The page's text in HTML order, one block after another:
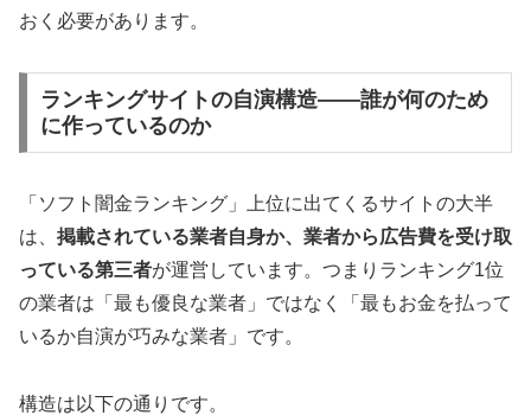
おく必要があります。
ランキングサイトの自演構造——誰が何のため
に作っているのか
「ソフト闇金ランキング」上位に出てくるサイトの大半
は、 掲載されている業者自身か、業者から広告費を受け取
っている第三者が運営しています。つまりランキング1位
の業者は「最も優良な業者」ではなく「最もお金を払って
いるか自演が巧みな業者」です。
構造は以下の通りです。